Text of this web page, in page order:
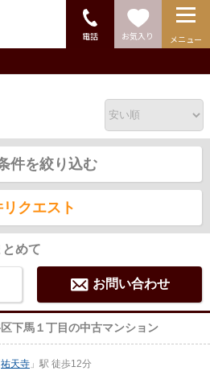
電話 お気入り メニュー
件を絞り込む
クエスト
めて
お問い合わせ
下馬１丁目の中古マンション
祐天寺 」駅 徒歩12分